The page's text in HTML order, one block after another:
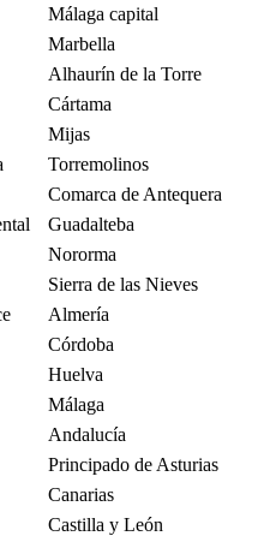
Málaga capital
Marbella
Alhaurín de la Torre
Cártama
Mijas
Torremolinos
Comarca de Antequera
Guadalteba
Nororma
Sierra de las Nieves
Almería
Córdoba
Huelva
Málaga
Andalucía
Principado de Asturias
Canarias
Castilla y León